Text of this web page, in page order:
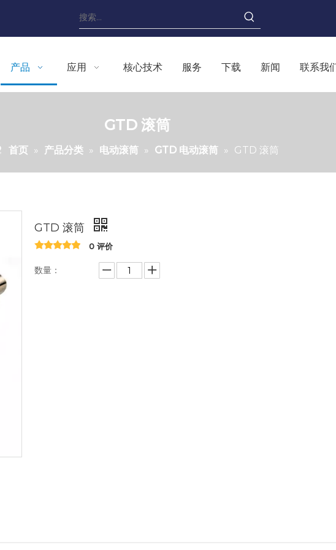
产品 应用 核心技术 服务 下载 新闻 联系我
GTD 滚筒
首页 » 产品分类 » 电动滚筒 » GTD 电动滚筒 » GTD 滚筒
GTD 滚筒
0 评价
数量：